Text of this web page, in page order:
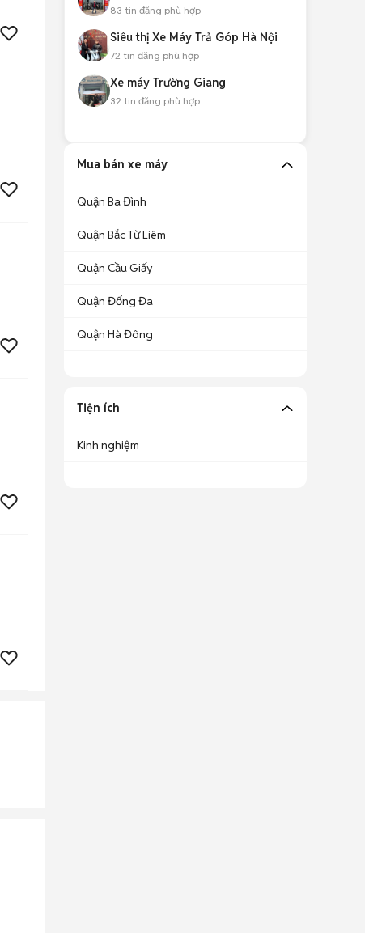
83 tin đăng phù hợp
Siêu thị Xe Máy Trả Góp Hà Nội
72 tin đăng phù hợp
Xe máy Trường Giang
32 tin đăng phù hợp
Mua bán xe máy
Quận Ba Đình
Quận Bắc Từ Liêm
Quận Cầu Giấy
Quận Đống Đa
Quận Hà Đông
Tiện ích
Kinh nghiệm